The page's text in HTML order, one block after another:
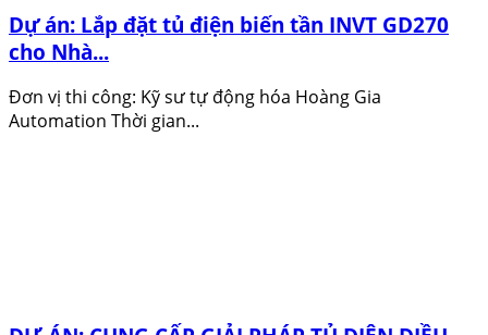
Dự án: Lắp đặt tủ điện biến tần INVT GD270
cho Nhà...
Đơn vị thi công: Kỹ sư tự động hóa Hoàng Gia
Automation Thời gian...